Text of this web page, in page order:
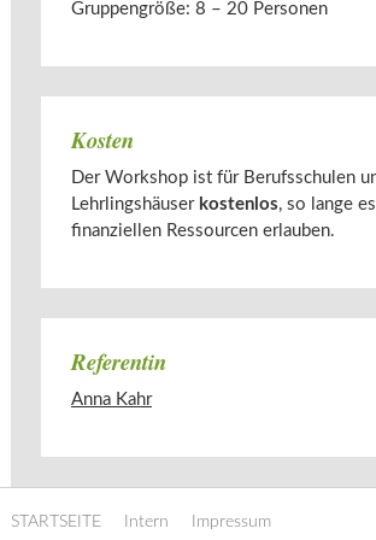
Gruppengröße: 8 – 20 Personen
Kosten
Der Workshop ist für Berufsschulen
Lehrlingshäuser kostenlos, so lange
finanziellen Ressourcen erlauben.
Referentin
Anna Kahr
STARTSEITE Intern Impressum